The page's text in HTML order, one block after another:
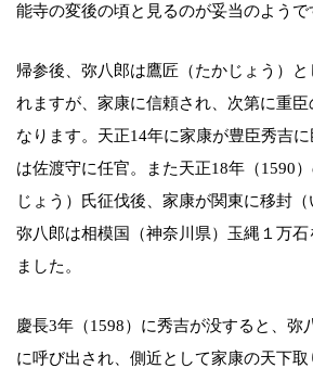
能寺の変後の頃と見るのが妥当のようで
帰参後、弥八郎は鷹匠（たかじょう）
れますが、家康に信頼され、次第に重
なります。天正14年に家康が豊臣秀吉
は佐渡守に任官。また天正18年（1590
じょう）氏征伐後、家康が関東に移封（
弥八郎は相模国（神奈川県）玉縄１万石
ました。
慶長3年（1598）に秀吉が没すると、弥
に呼び出され、側近として家康の天下